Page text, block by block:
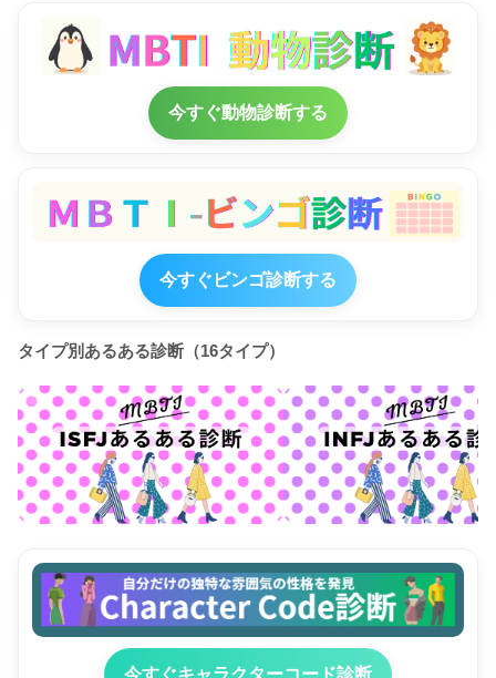
今すぐ動物診断する
今すぐビンゴ診断する
タイプ別あるある診断（16タイプ）
今すぐキャラクターコード診断